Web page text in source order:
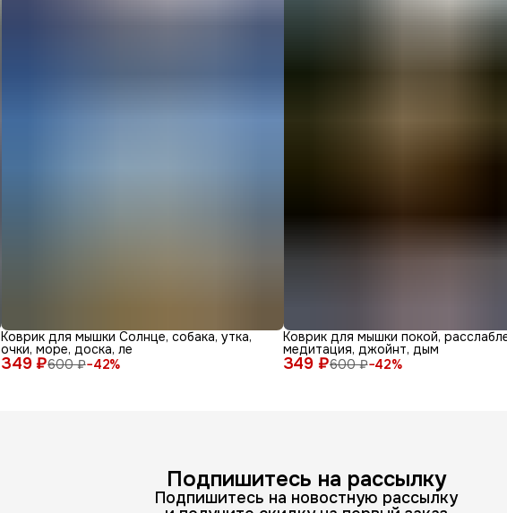
349 ₽600 ₽−42%
Коврик для мышки Солнце, собака, утка,
очки, море, доска, ле
349 ₽600 ₽−42%
Коврик для мышки покой,
медитация, джойнт, дым
Подпишитесь на рассылку
Подпишитесь на новостную рассылку